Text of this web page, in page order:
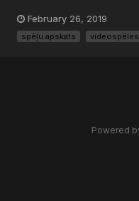
pateicīgs, ja nospiedīsi
February 26, 2019
spēļu apskats videospēles
Powered